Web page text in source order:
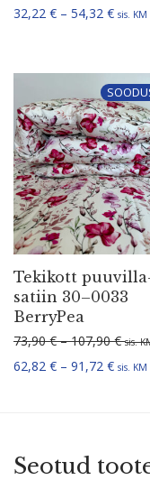
32,22 € – 54,32 € sis. KM
Tekikott
satiin 30–0033
BerryPea
73,90€ – 107,90€ sis.
62,82 € – 91,72 € sis. KM
Seotud